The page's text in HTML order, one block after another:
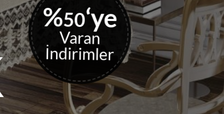
%50‘ye
Varan
İndirimler